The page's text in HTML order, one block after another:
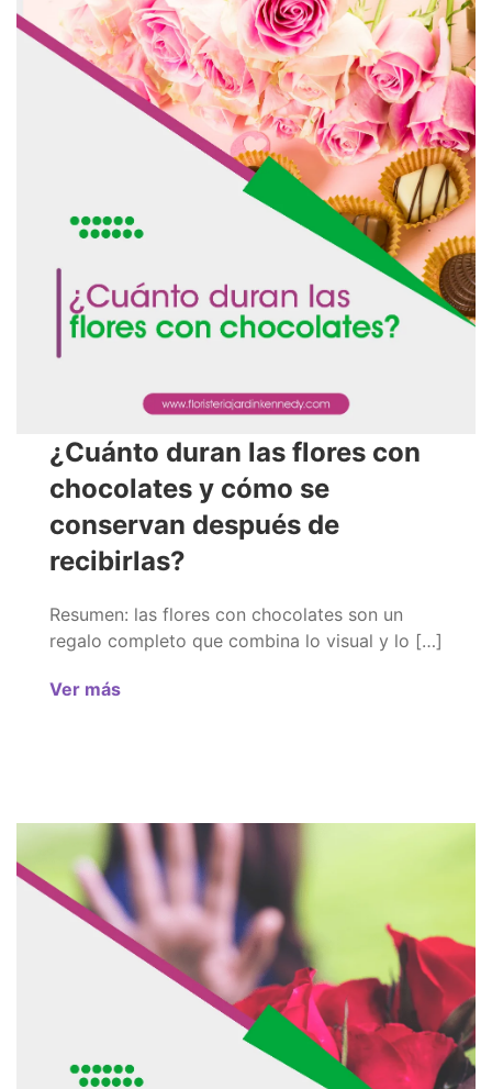
¿Cuánto duran las flores con
chocolates y cómo se
conservan después de
recibirlas?
Resumen: las flores con chocolates son un
regalo completo que combina lo visual y lo […]
Ver más